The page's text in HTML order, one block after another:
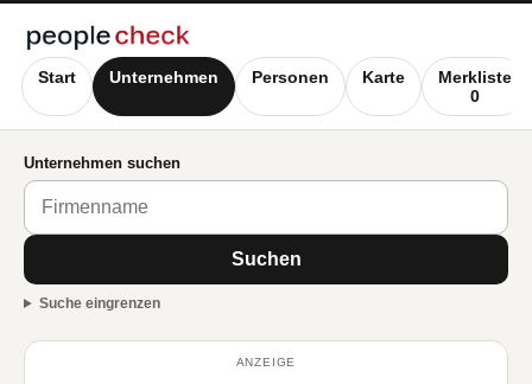
Start Unternehmen Personen Karte
Merkliste
0
Unternehmen suchen
Suchen
Suche eingrenzen
ANZEIGE